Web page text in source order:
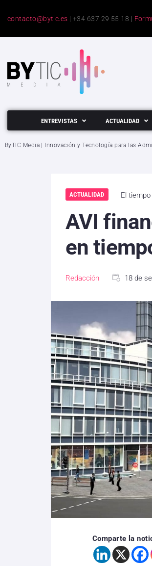
contacto@bytic.es | +34 637 29 55 18 |
ENTREVISTAS ACTUALIDAD
ByTIC Media | Innovación y Tecnología para las
ACTUALIDAD El
AVI
en
Redacción 18 de
Comparte la